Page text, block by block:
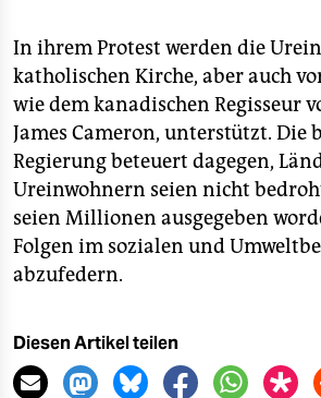
In ihrem Protest werden die
katholischen Kirche, aber auch
wie dem kanadischen Regisseur
James Cameron, unterstützt. Die
Regierung beteuert dagegen,
Ureinwohnern seien nicht
seien Millionen ausgegeben
Folgen im sozialen und
abzufedern.
Diesen Artikel teilen